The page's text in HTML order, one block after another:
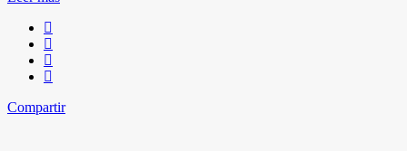
Compartir